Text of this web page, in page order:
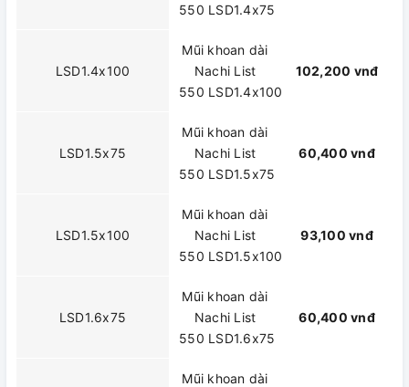
550 LSD1.4x75
LSD1.4x100
Mũi khoan dài
Nachi List
550 LSD1.4x100
102,200 vnđ
LSD1.5x75
Mũi khoan dài
Nachi List
550 LSD1.5x75
60,400 vnđ
LSD1.5x100
Mũi khoan dài
Nachi List
550 LSD1.5x100
93,100 vnđ
LSD1.6x75
Mũi khoan dài
Nachi List
550 LSD1.6x75
60,400 vnđ
Mũi khoan dài